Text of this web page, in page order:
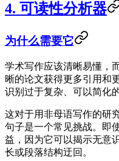
4. 可读性分析器
为什么需要它
学术写作应该清晰易懂，
晰的论文获得更多引用和
识别过于复杂、可以简化
这对于用非母语写作的研
句子是一个常见挑战。即
益，因为它可以揭示无意
长或段落结构迂回。